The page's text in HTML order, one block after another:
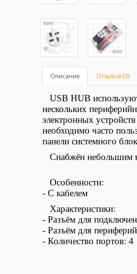
Описание Отзывов (0)
USB HUB
нескольких
электронных
необходимо часто
панели системного
Снабжён небольшим
Особенности:
- С кабелем
Характеристики:
- Разъём для
- Разъём для
- Количество портов: 4